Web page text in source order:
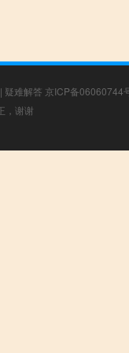
| 疑难解答 京ICP备06060744
，谢谢